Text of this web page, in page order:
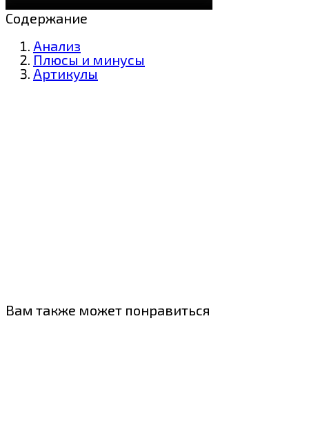
Содержание
Анализ
Плюсы и минусы
Артикулы
Вам также может понравиться